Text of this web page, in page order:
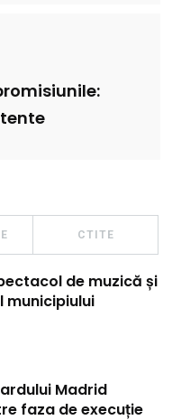
CTITE
de muzică și
municipiului
Madrid
faza de execuție